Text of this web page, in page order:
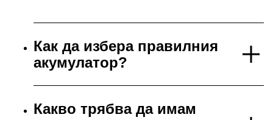
Как да избера правилния
акумулатор?
Какво трябва да имам